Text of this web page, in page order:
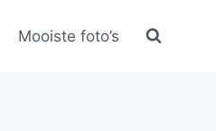
Mooiste foto’s